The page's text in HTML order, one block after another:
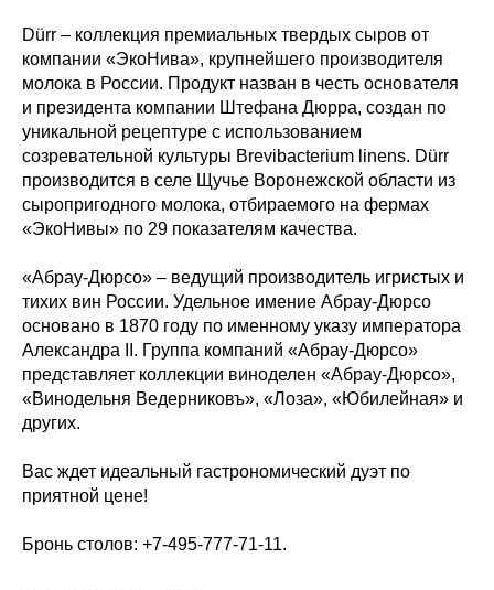
Dürr – коллекция премиальных твердых сыров от
компании «ЭкоНива», крупнейшего производителя
молока в России. Продукт назван в честь основателя
и президента компании Штефана Дюрра, создан по
уникальной рецептуре с использованием
созревательной культуры Brevibacterium linens. Dürr
производится в селе Щучье Воронежской области из
сыропригодного молока, отбираемого на фермах
«ЭкоНивы» по 29 показателям качества.
«Абрау-Дюрсо» – ведущий производитель игристых и
тихих вин России. Удельное имение Абрау-Дюрсо
основано в 1870 году по именному указу императора
Александра II. Группа компаний «Абрау-Дюрсо»
представляет коллекции виноделен «Абрау-Дюрсо»,
«Винодельня Ведерниковъ», «Лоза», «Юбилейная» и
других.
Вас ждет идеальный гастрономический дуэт по
приятной цене!
Бронь столов: +7-495-777-71-11.